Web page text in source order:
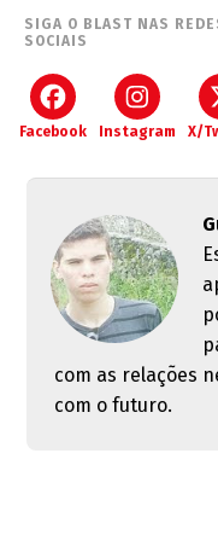
SIGA O BLAST NAS
SOCIAIS
Facebook Instagram X/
com as relações
com o futuro.